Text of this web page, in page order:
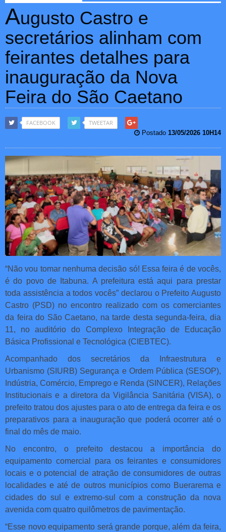
Augusto Castro e
secretários alinham com
feirantes detalhes para
inauguração da Nova
Feira do São Caetano
FACEBOOK
TWEETAR
Postado 13/05/2026 10H14
“Não vou tomar nenhuma decisão só! Essa feira é de vocês,
é do povo de Itabuna. A prefeitura está aqui para prestar
toda assistência a todos vocês” declarou o Prefeito Augusto
Castro (PSD) no encontro realizado com os comerciantes
da feira do São Caetano, na tarde desta segunda-feira, dia
11, no auditório do Complexo Integração de Educação
Básica Profissional e Tecnológica (CIEBTEC).
Acompanhado dos secretários da Infraestrutura e
Urbanismo (SIURB) Segurança e Ordem Pública (SESOP),
Indústria, Comércio, Emprego e Renda (SINCER), Relações
Institucionais e a diretora da Vigilância Sanitária (VISA), o
prefeito tratou dos ajustes para o ato de entrega da feira e os
preparativos para a inauguração que poderá ocorrer até o
final do mês de maio.
No encontro, o prefeito destacou a importância do
equipamento comercial para os feirantes e consumidores
locais e o potencial de atração de consumidores de outras
localidades e até de outros municípios como Buerarema e
cidades do sul e extremo-sul com a construção da nova
avenida com quatro quilômetros de pavimentação.
“Esse novo equipamento será grande porque, além da feira,